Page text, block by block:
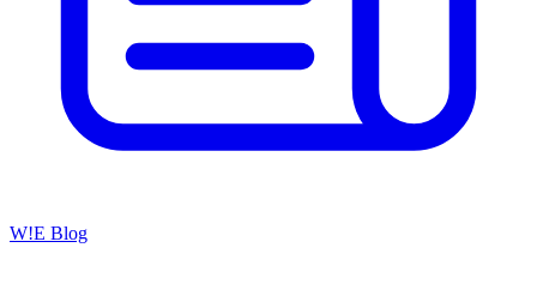
W!E Blog